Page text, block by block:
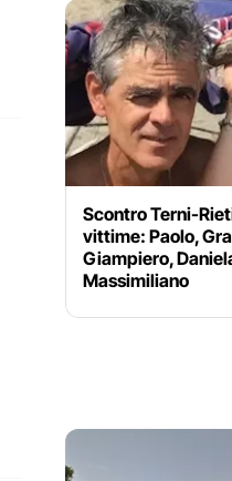
Scontro Terni-
vittime: Paolo,
Giampiero,
Massimiliano